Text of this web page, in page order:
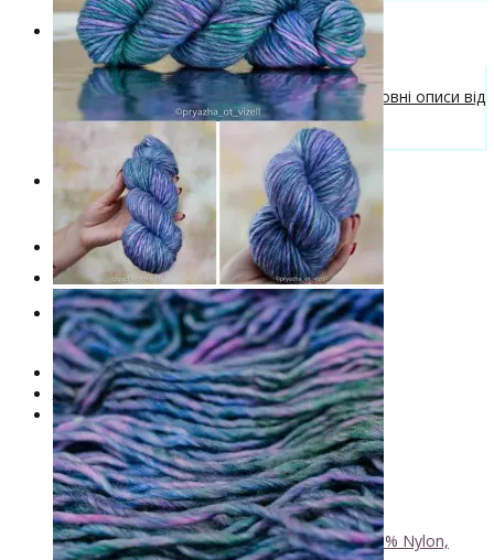
Блог про в'язання
Безкоштовні описи моделей
Галерея в'язаних виробів та безкоштовні описи від
VizEll
Поради та рекомендації
Знижки
Новинки
. . .
Книги по фарбуванню пряжі
Лімітована колекція пряжі
Пряжа ручного фарбування VizEll+
- Luxury Collection
- Бавовна
- Вовна 100%
- Вовна ягняти
- Кід мохер, альпака+
↘ KidLace, 70% Kid Mohair 30% Nylon,